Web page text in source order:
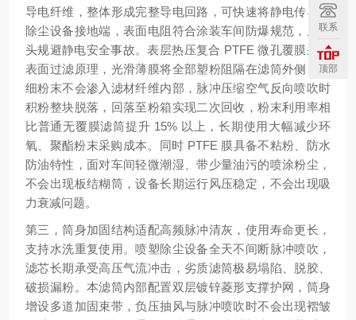
导电纤维，整体形成完整导电回路，可快速将静电传导至
除尘设备接地端，表面电阻符合涂装车间防爆规范，从源
头规避静电安全事故。表层热压复合 PTFE 微孔覆膜采用
表面过滤原理，光滑薄膜将全部塑粉阻隔在滤筒外侧，超
细粉末不会渗入滤材纤维内部，脉冲压缩空气反向喷吹时
积粉整块脱落，回落至粉箱实现二次回收，粉末利用率相
比普通无覆膜滤筒提升 15% 以上，长期使用大幅减少环
氧、聚酯粉末采购成本。同时 PTFE 膜具备不粘粉、防水
防油特性，面对车间轻微潮湿、带少量油污的喷涂粉尘，
不会出现板结糊筒，设备长期运行风压稳定，不会出现吸
力衰减问题。
第三，筒身加固结构适配高频脉冲清灰，使用寿命更长，
支持水洗重复使用。喷塑除尘设备全天不间断脉冲喷吹，
滤芯长期承受高压气流冲击，劣质滤筒极易塌陷、脱胶、
破损漏粉。本滤筒内部配置双层镀锌菱形支撑护网，筒身
增设多道加固束带，负压抽风与脉冲喷吹时不会出现褶皱
联系
顶部